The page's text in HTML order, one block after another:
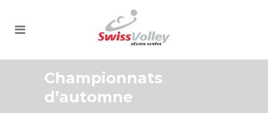
Championnats
d’automne